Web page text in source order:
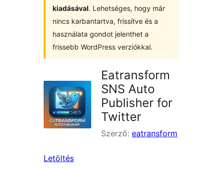
kiadásával. Lehetséges, hogy már
nincs karbantartva, frissítve és a
használata gondot jelenthet a
frissebb WordPress verziókkal.
Eatransform
SNS Auto
Publisher for
Twitter
Szerző: eatransform
Letöltés